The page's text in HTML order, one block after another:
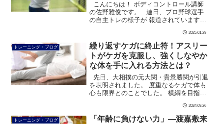
こんにちは！ ボディコントロール講師
の佐野雅俊です。 連日、プロ野球選手
の自主トレの様子が 報道されています
2025.01.29
トレーニング・ブログ
繰り返すケガに終止符！アスリー
トがケガを克服し、強くしなやか
な体を手に入れる方法とは？
先日、大相撲の元大関・貴景勝関が引退
を表明されました。 度重なるケガで体も
心も限界とのことでした。 横綱を目指し
の引退は、さぞ無念だったと思います。
アス […]
2024.09.26
トレーニング・ブログ
「年齢に負けない力」—渡嘉敷来